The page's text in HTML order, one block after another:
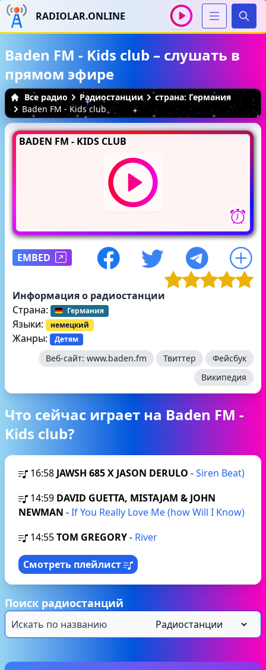
RADIOLAR.ONLINE
Baden FM - Kids club – слушать в
прямом эфире
Все радио Радиостанции
страна: Германия
Baden FM - Kids club
BADEN FM - KIDS CLUB
EMBED
Информация о радиостанции
Страна:
Германия
Языки: немецкий
Жанры: Детям
Веб-сайт: www.baden.fm Твиттер
Фейсбук
Википедия
Что сейчас играет на Baden FM -
Kids club?
16:58 JAWSH 685 X JASON DERULO -Siren Beat)
14:59 DAVID GUETTA, MISTAJAM & JOHN
NEWMAN -If You Really Love Me (how Will I Know)
14:55TOM GREGORY- River
Смотреть плейлист
Поиск радиостанций